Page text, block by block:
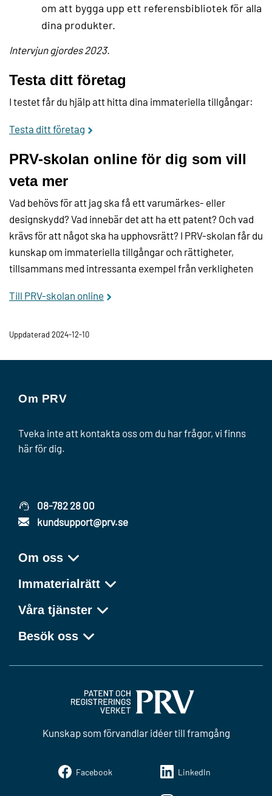
om att bygga upp ett referensbibliotek för alla
dina produkter.
Intervjun gjordes 2023.
Testa ditt företag
I testet får du hjälp att hitta dina immateriella tillgångar:
Testa ditt företag
PRV-skolan online för dig som vill
veta mer
Vad behövs för att jag ska få ett varumärkes- eller
designskydd? Vad innebär det att ha ett patent? Och vad
krävs för att något ska ha upphovsrätt? I PRV-skolan får du
kunskap om immateriella tillgångar och rättigheter,
tillsammans med intressanta exempel från verkligheten
Till PRV-skolan online
Uppdaterad 2024-12-10
Om PRV
Tveka inte att kontakta oss om du har frågor, vi finns
här för dig.
08-782 28 00
kundsupport@prv.se
Om oss
Immaterialrätt
Våra tjänster
Besök oss
Kunskap som förvandlar idéer till framgång
Facebook LinkedIn